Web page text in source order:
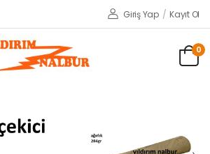
Giriş Yap / Kayıt Ol
0